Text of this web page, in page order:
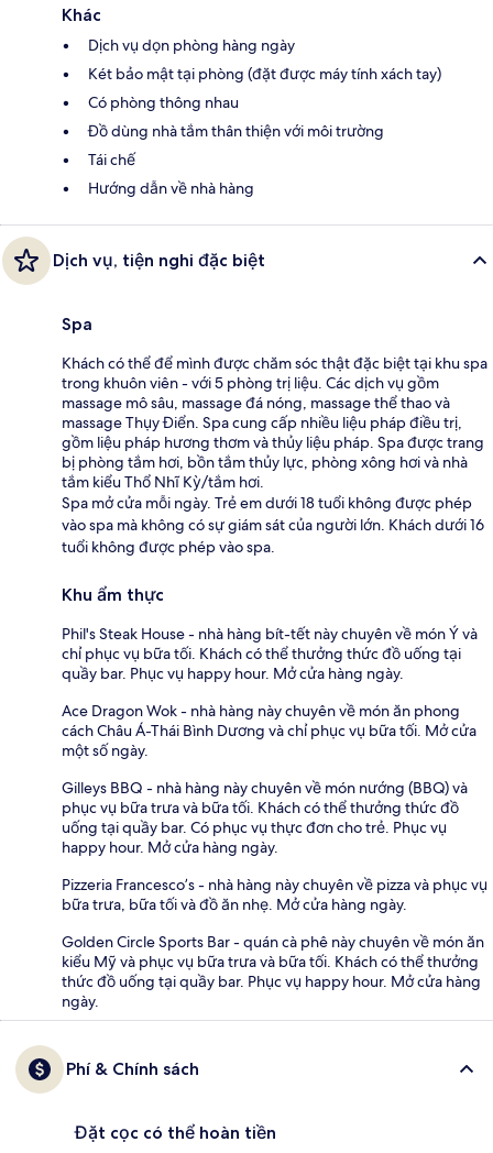
Khác
Dịch vụ dọn phòng hàng ngày
Két bảo mật tại phòng (đặt được máy tính xách tay)
Có phòng thông nhau
Đồ dùng nhà tắm thân thiện với môi trường
Tái chế
Hướng dẫn về nhà hàng
Dịch vụ, tiện nghi đặc biệt
Spa
Khách có thể để mình được chăm sóc thật đặc biệt tại khu spa
trong khuôn viên - với 5 phòng trị liệu. Các dịch vụ gồm
massage mô sâu, massage đá nóng, massage thể thao và
massage Thụy Điển. Spa cung cấp nhiều liệu pháp điều trị,
gồm liệu pháp hương thơm và thủy liệu pháp. Spa được trang
bị phòng tắm hơi, bồn tắm thủy lực, phòng xông hơi và nhà
tắm kiểu Thổ Nhĩ Kỳ/tắm hơi.
Spa mở cửa mỗi ngày. Trẻ em dưới 18 tuổi không được phép
vào spa mà không có sự giám sát của người lớn. Khách dưới 16
tuổi không được phép vào spa.
Khu ẩm thực
Phil's Steak House - nhà hàng bít-tết này chuyên về món Ý và
chỉ phục vụ bữa tối. Khách có thể thưởng thức đồ uống tại
quầy bar. Phục vụ happy hour. Mở cửa hàng ngày.
Ace Dragon Wok - nhà hàng này chuyên về món ăn phong
cách Châu Á-Thái Bình Dương và chỉ phục vụ bữa tối. Mở cửa
một số ngày.
Gilleys BBQ - nhà hàng này chuyên về món nướng (BBQ) và
phục vụ bữa trưa và bữa tối. Khách có thể thưởng thức đồ
uống tại quầy bar. Có phục vụ thực đơn cho trẻ. Phục vụ
happy hour. Mở cửa hàng ngày.
Pizzeria Francesco’s - nhà hàng này chuyên về pizza và phục vụ
bữa trưa, bữa tối và đồ ăn nhẹ. Mở cửa hàng ngày.
Golden Circle Sports Bar - quán cà phê này chuyên về món ăn
kiểu Mỹ và phục vụ bữa trưa và bữa tối. Khách có thể thưởng
thức đồ uống tại quầy bar. Phục vụ happy hour. Mở cửa hàng
ngày.
Phí & Chính sách
Đặt cọc có thể hoàn tiền